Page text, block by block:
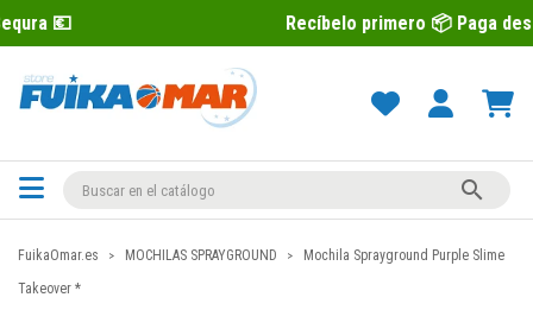
Recíbelo primero 📦 Paga después con

FuikaOmar.es MOCHILAS SPRAYGROUND
Mochila Sprayground Purple Slime
Takeover *